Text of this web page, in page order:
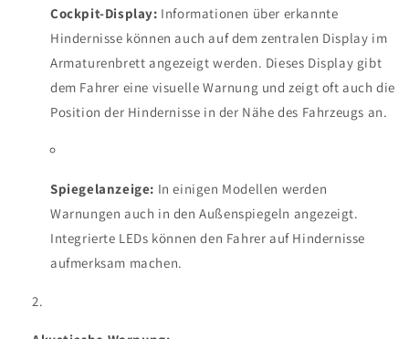
Cockpit-Display: Informationen über erkannte
Hindernisse können auch auf dem zentralen Display im
Armaturenbrett angezeigt werden. Dieses Display gibt
dem Fahrer eine visuelle Warnung und zeigt oft auch die
Position der Hindernisse in der Nähe des Fahrzeugs an.
Spiegelanzeige: In einigen Modellen werden
Warnungen auch in den Außenspiegeln angezeigt.
Integrierte LEDs können den Fahrer auf Hindernisse
aufmerksam machen.